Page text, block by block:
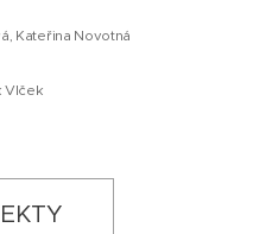
Kateřina Novotná
Vlček